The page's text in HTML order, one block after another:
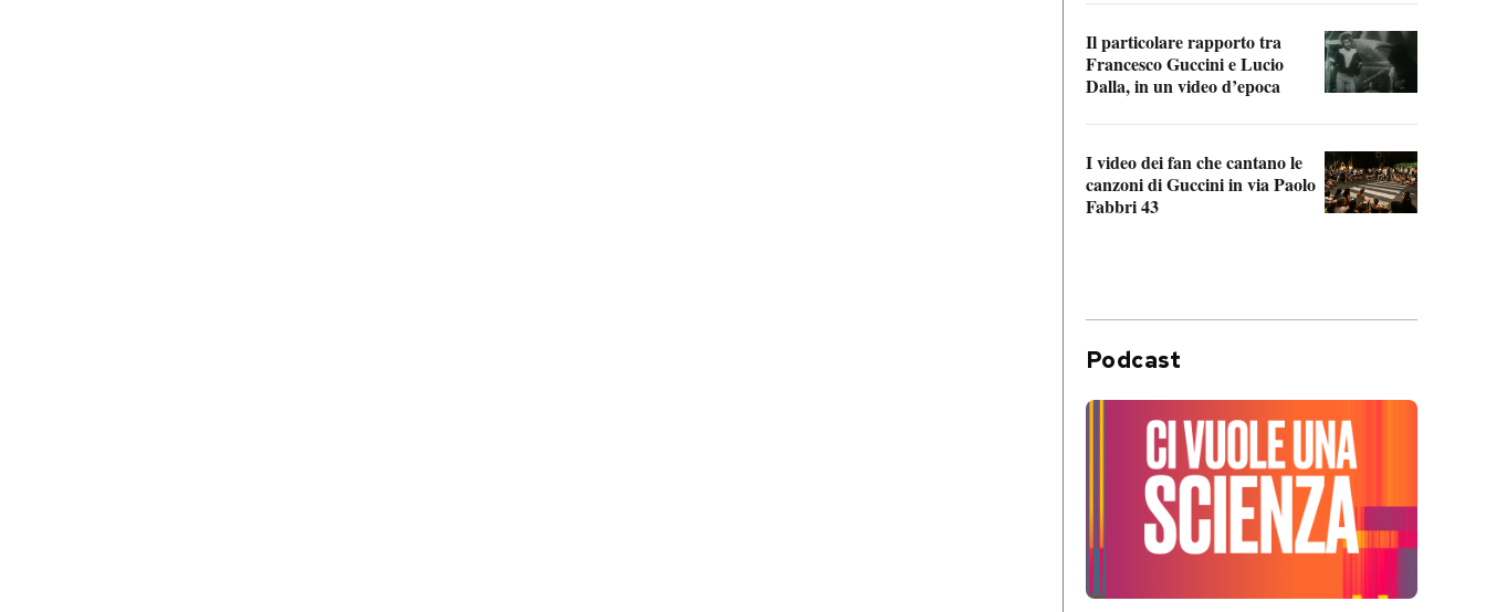
Il particolare rapporto tra
Francesco Guccini e Lucio
Dalla, in un video d’epoca
I video dei fan che cantano le
canzoni di Guccini in via Paolo
Fabbri 43
Podcast